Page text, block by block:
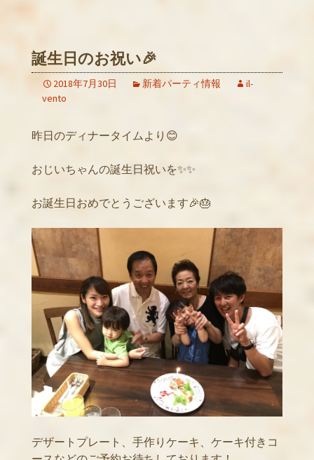
誕生日のお祝い🎉
2018年7月30日 新着パーティ情報
il-
vento
昨日のディナータイムより😊
おじいちゃんの誕生日祝いを✨✨
お誕生日おめでとうございます🎉🎂
デザートプレート、手作りケーキ、ケーキ付きコ